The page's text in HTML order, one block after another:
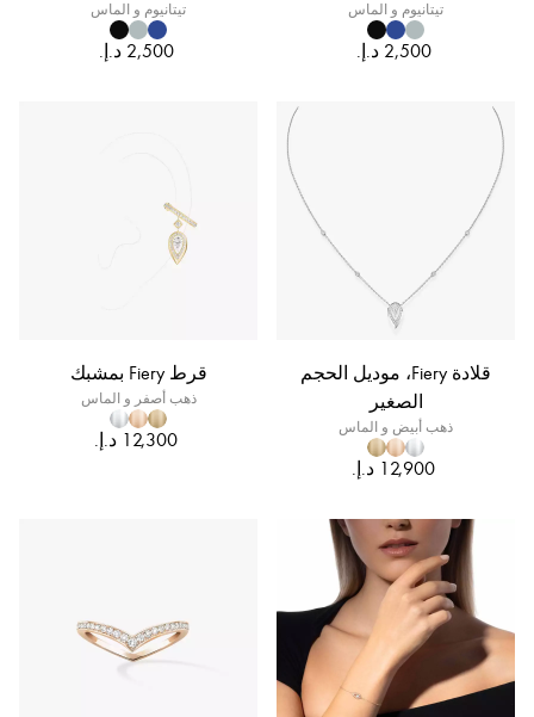
الحجم الصغير
تيتانيوم و الماس
‏2,500 د.إ.‏
الحجم الصغير
تيتانيوم و الماس
‏2,500 د.إ.‏
قلادة Fiery، موديل الحجم
الصغير
ذهب أبيض و الماس
قرط Fiery بمشبك
ذهب أصفر و الماس